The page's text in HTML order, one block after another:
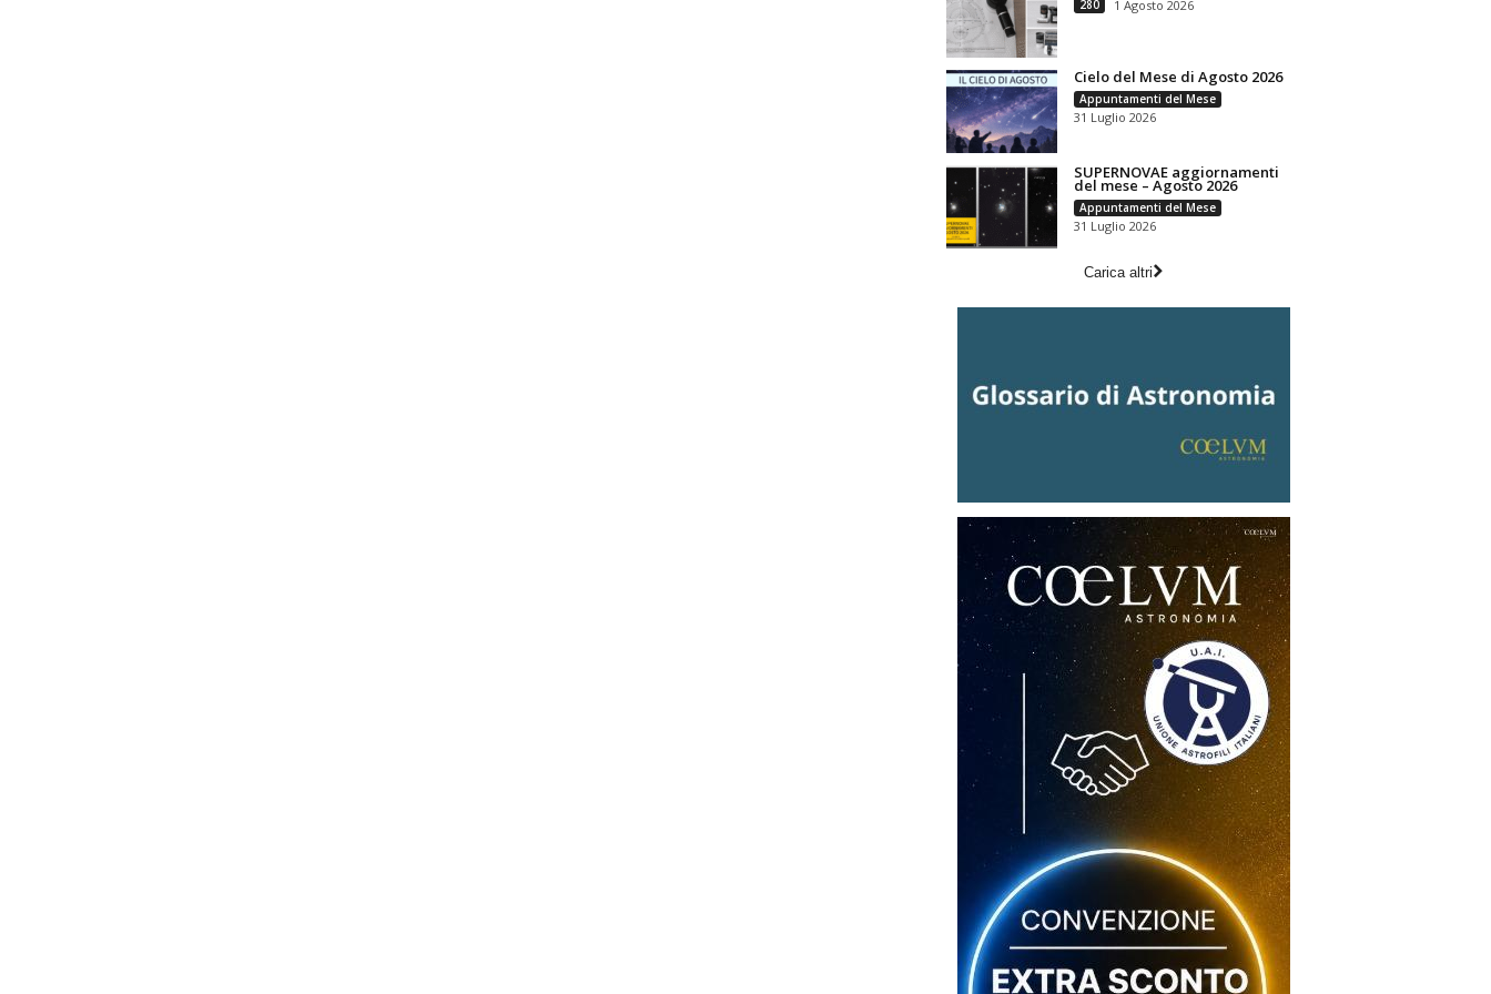
280 1 Agosto 2026
Cielo del Mese di Agosto 2026
Appuntamenti del Mese
31 Luglio 2026
SUPERNOVAE aggiornamenti
del mese – Agosto 2026
Appuntamenti del Mese
31 Luglio 2026
Carica altri